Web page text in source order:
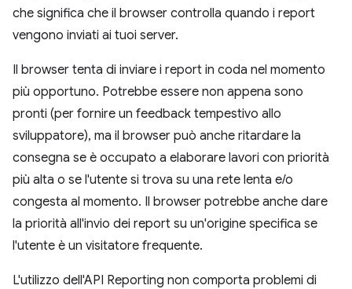
che significa che il browser controlla quando i report
vengono inviati ai tuoi server.
Il browser tenta di inviare i report in coda nel momento
più opportuno. Potrebbe essere non appena sono
pronti (per fornire un feedback tempestivo allo
sviluppatore), ma il browser può anche ritardare la
consegna se è occupato a elaborare lavori con priorità
più alta o se l'utente si trova su una rete lenta e/o
congesta al momento. Il browser potrebbe anche dare
la priorità all'invio dei report su un'origine specifica se
l'utente è un visitatore frequente.
L'utilizzo dell'API Reporting non comporta problemi di